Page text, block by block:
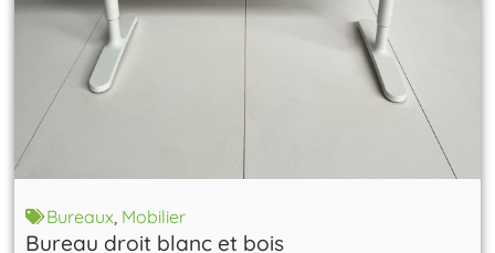
Bureaux Mobilier
Bureau droit blanc et bois